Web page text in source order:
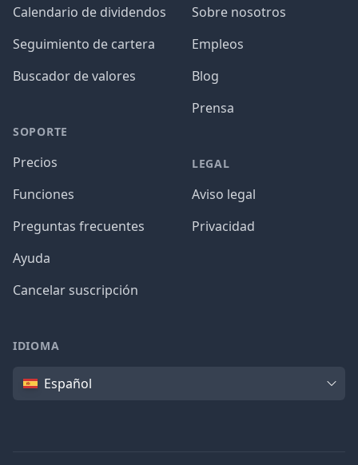
Calendario de dividendos
Seguimiento de cartera
Buscador de valores
SOPORTE
Precios
Funciones
Preguntas frecuentes
Ayuda
Cancelar suscripción
Sobre nosotros
Empleos
Blog
Prensa
LEGAL
Aviso legal
Privacidad
IDIOMA
IdiomaEspañol